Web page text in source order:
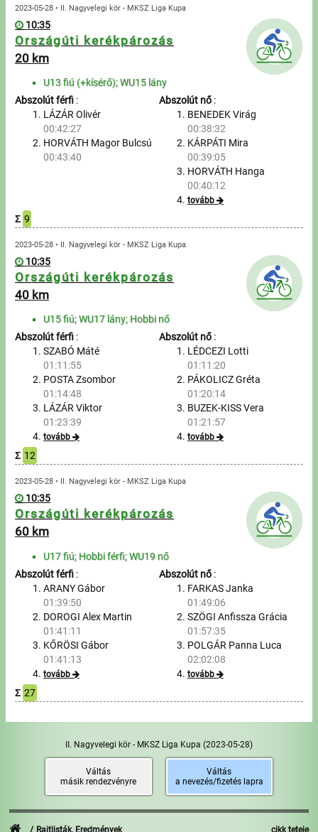
Útmutató
GY.I.K.
Időmérés
Beépülő modul
Rendező, szervező
Írjon nekünk!
Partnerek, támogatók
Szállás ajánlatok
Impresszum
2023-05-28 • II. Nagyvelegi kör - MKSZ Liga Kupa
10:35
Országúti kerékpározás
20 km
U13 fiú (+kísérő); WU15 lány
Abszolút férfi :
LÁZÁR Olivér
00:42:27
HORVÁTH Magor Bulcsú
00:43:40
Abszolút nő:
BENEDEK Virág
00:38:32
KÁRPÁTI Mira
00:39:05
HORVÁTH Hanga
00:40:12
tovább
Σ 9
2023-05-28 • II. Nagyvelegi kör - MKSZ Liga Kupa
10:35
Országúti kerékpározás
40 km
U15 fiú; WU17 lány; Hobbi nő
Abszolút férfi :
SZABÓ Máté
01:11:55
POSTA Zsombor
01:14:48
LÁZÁR Viktor
01:23:39
tovább
Abszolút nő:
LÉDCEZI Lotti
01:11:20
PÁKOLICZ Gréta
01:20:14
BUZEK-KISS Vera
01:21:57
tovább
Σ 12
2023-05-28 • II. Nagyvelegi kör - MKSZ Liga Kupa
10:35
Országúti kerékpározás
60 km
U17 fiú; Hobbi férfi; WU19 nő
Abszolút férfi :
ARANY Gábor
01:39:50
DOROGI Alex Martin
01:41:11
KŐRÖSI Gábor
01:41:13
tovább
Abszolút nő:
FARKAS Janka
01:49:06
SZÖGI Anfissza Grácia
01:57:35
POLGÁR Panna Luca
02:02:08
tovább
Σ 27
II. Nagyvelegi kör - MKSZ Liga Kupa (2023-05-28)
Váltás
másik rendezvényre
Váltás
a nevezés/fizetés lapra
cikk teteje
Rajtlisták, Eredmények